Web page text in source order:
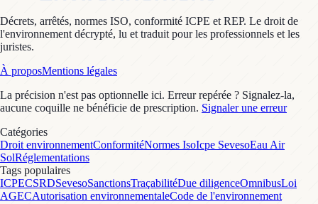
Décrets, arrêtés, normes ISO, conformité ICPE et REP. Le droit de
l'environnement décrypté, lu et traduit pour les professionnels et les
juristes.
À proposMentions légales
La précision n'est pas optionnelle ici. Erreur repérée ? Signalez-la,
aucune coquille ne bénéficie de prescription. Signaler une erreur
Catégories
Droit environnementConformitéNormes IsoIcpe SevesoEau Air
SolRéglementations
Tags populaires
ICPECSRDSevesoSanctionsTraçabilitéDue diligenceOmnibusLoi
AGECAutorisation environnementaleCode de l'environnement